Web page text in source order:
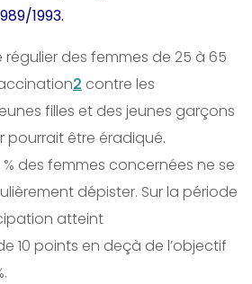
1993.
des femmes de 25 à 65
2 contre les
filles et des jeunes garçons
pourrait être éradiqué.
des femmes concernées ne se
dépister. Sur la période
atteint
10 points en deçà de l’objectif